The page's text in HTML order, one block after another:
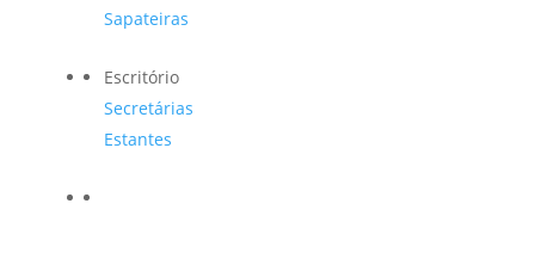
Sapateiras
Escritório
Secretárias
Estantes